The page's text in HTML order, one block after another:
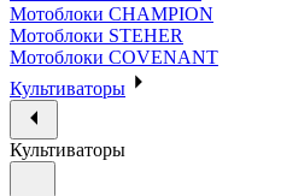
Мотоблоки CHAMPION
Мотоблоки STEHER
Мотоблоки COVENANT
Культиваторы
Культиваторы